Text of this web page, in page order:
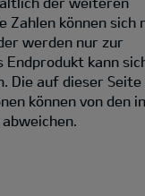
Zahlen können sich
werden nur zur
Endprodukt kann
Die auf dieser Seite
können von den in